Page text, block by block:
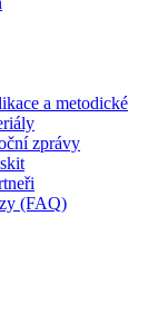
a metodické
zprávy
(FAQ)